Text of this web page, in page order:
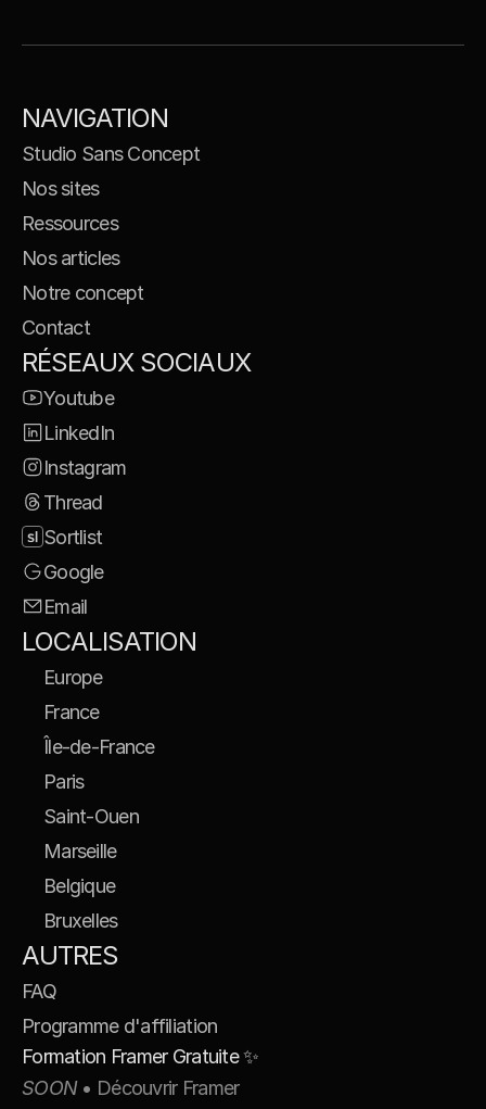
NAVIGATION
Studio Sans Concept
Nos sites
Ressources
Nos articles
Notre concept
Contact
RÉSEAUX SOCIAUX
Youtube
LinkedIn
Instagram
Thread
Sortlist
Google
Email
LOCALISATION
Europe
France
Île-de-France
Paris
Saint-Ouen
Marseille
Belgique
Bruxelles
AUTRES
FAQ
Programme d'affiliation
Formation Framer Gratuite ✨
SOON • Découvrir Framer